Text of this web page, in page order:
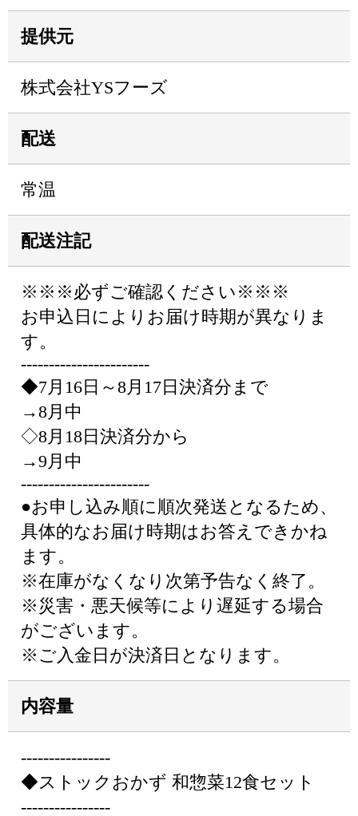
提供元
株式会社YSフーズ
配送
常温
配送注記
※※※必ずご確認ください※※※
お申込日によりお届け時期が異なりま
す。
-----------------------
◆7月16日～8月17日決済分まで
→8月中
◇8月18日決済分から
→9月中
-----------------------
●お申し込み順に順次発送となるため、
具体的なお届け時期はお答えできかね
ます。
※在庫がなくなり次第予告なく終了。
※災害・悪天候等により遅延する場合
がございます。
※ご入金日が決済日となります。
内容量
----------------
◆ストックおかず 和惣菜12食セット
----------------